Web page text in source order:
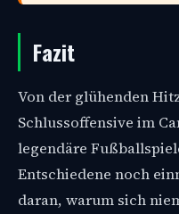
Fazit
Von der glühenden
Schlussoffensive im
legendäre
Entschiedene noch
daran, warum sich